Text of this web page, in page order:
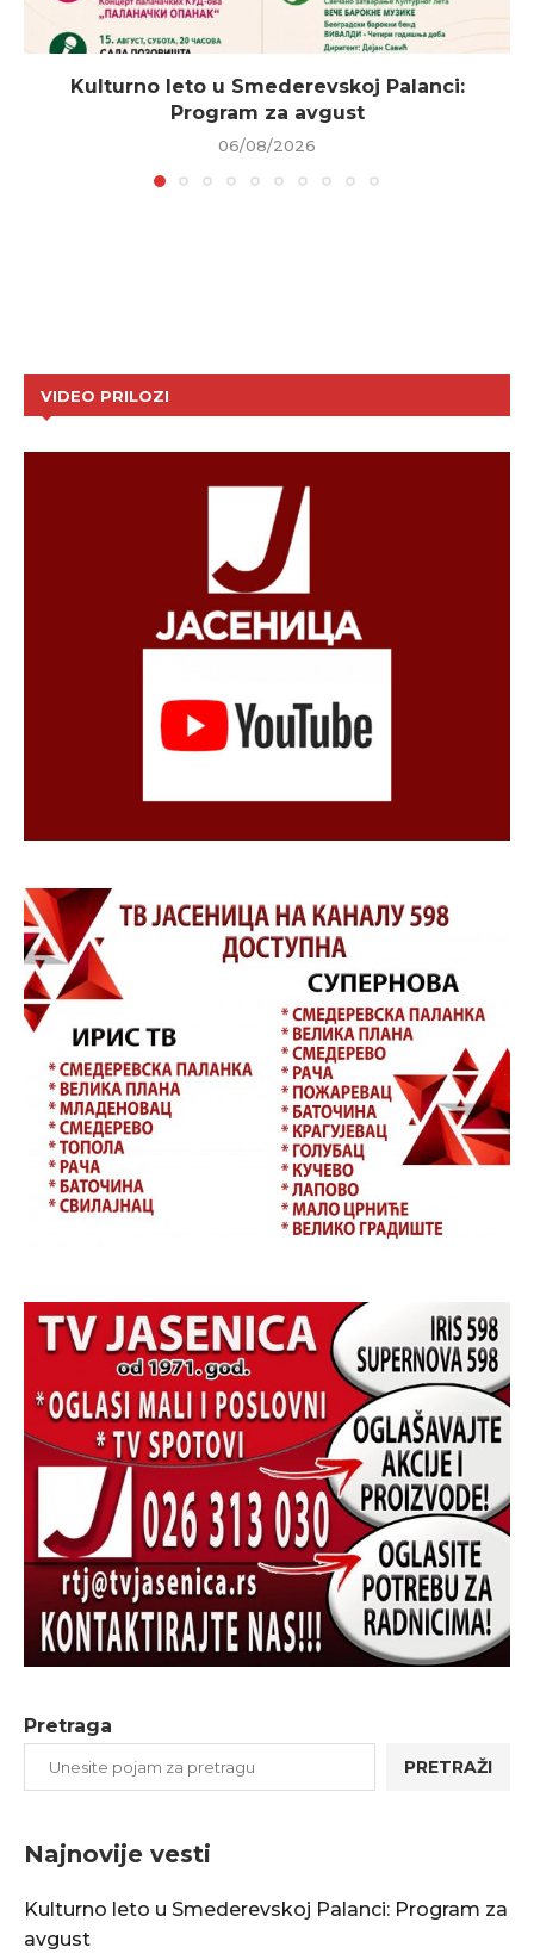
Kulturno leto u Smederevskoj Palanci:
Program za avgust
06/08/2026
VIDEO PRILOZI
Pretraga
PRETRAŽI
Najnovije vesti
Kulturno leto u Smederevskoj Palanci: Program za
avgust